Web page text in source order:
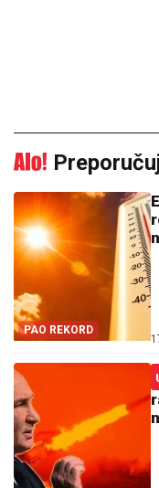
PAO REKORD